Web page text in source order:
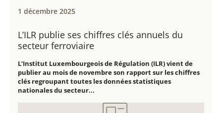
1 décembre 2025
L’ILR publie ses chiffres clés annuels du
secteur ferroviaire
L’Institut Luxembourgeois de Régulation (ILR) vient de
publier au mois de novembre son rapport sur les chiffres
clés regroupant toutes les données statistiques
nationales du secteur...